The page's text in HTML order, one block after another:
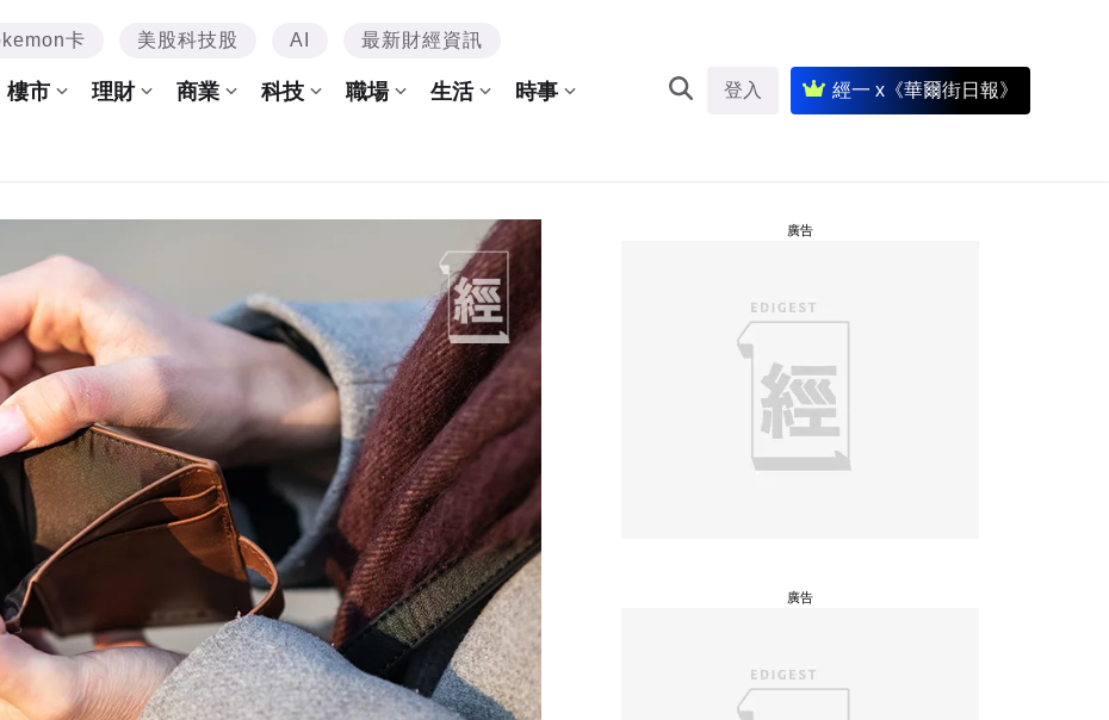
卡 美股科技股 AI 最新財經資訊
樓市 理財 商業 科技 職場 生活 時事 登入 經一 x《華爾街日報》
廣告
廣告